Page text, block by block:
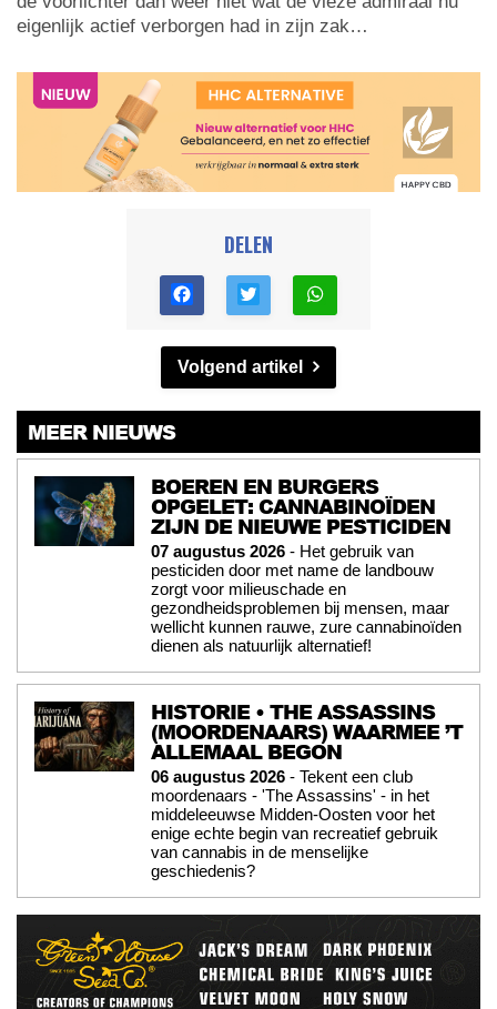
eigenlijk actief verborgen had in zijn zak…
DELEN
Volgend artikel
MEER NIEUWS
BOEREN EN BURGERS
OPGELET: CANNABINOÏDEN
ZIJN DE NIEUWE PESTICIDEN
07 augustus 2026 - Het gebruik van
pesticiden door met name de landbouw
zorgt voor milieuschade en
gezondheidsproblemen bij mensen, maar
wellicht kunnen rauwe, zure cannabinoïden
dienen als natuurlijk alternatief!
HISTORIE • THE ASSASSINS
(MOORDENAARS) WAARMEE ’T
ALLEMAAL BEGON
06 augustus 2026 - Tekent een club
moordenaars - 'The Assassins' - in het
middeleeuwse Midden-Oosten voor het
enige echte begin van recreatief gebruik
van cannabis in de menselijke
geschiedenis?